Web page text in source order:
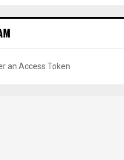
an Access Token